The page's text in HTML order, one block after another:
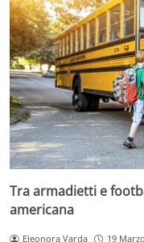
Tra armadietti e
americana
Eleonora Varda 19